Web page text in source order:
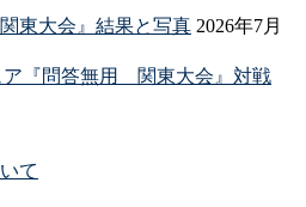
東大会』結果と写真 2026年7月
ア『問答無用 関東大会』対戦
て